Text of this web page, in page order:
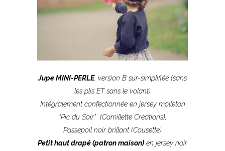
Jupe MINI-PERLE, version B sur-simplifiée (sans
les plis ET sans le volant)
Intégralement confectionnée en jersey molleton
“Pic du Soir” (Camillette Créations),
Passepoil noir brillant (Cousette)
Petit haut drapé (patron maison) en jersey noir